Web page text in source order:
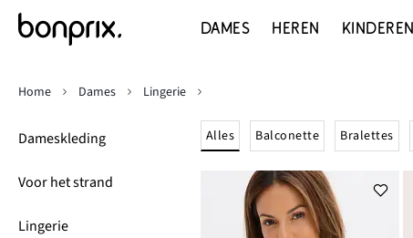
DAMES HEREN KINDEREN
Dameskleding
Voor het strand
Lingerie
Home Dames Lingerie
Alles Balconette Bralettes